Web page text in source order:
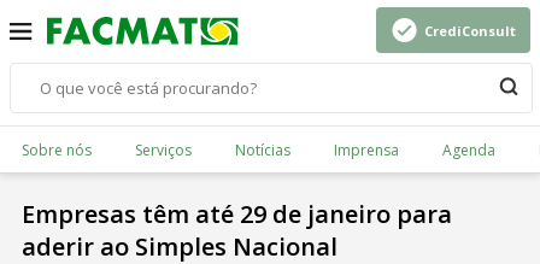
CrediConsult
Sobre nós Serviços Notícias Imprensa Agenda
Empresas têm até 29 de janeiro para
aderir ao Simples Nacional